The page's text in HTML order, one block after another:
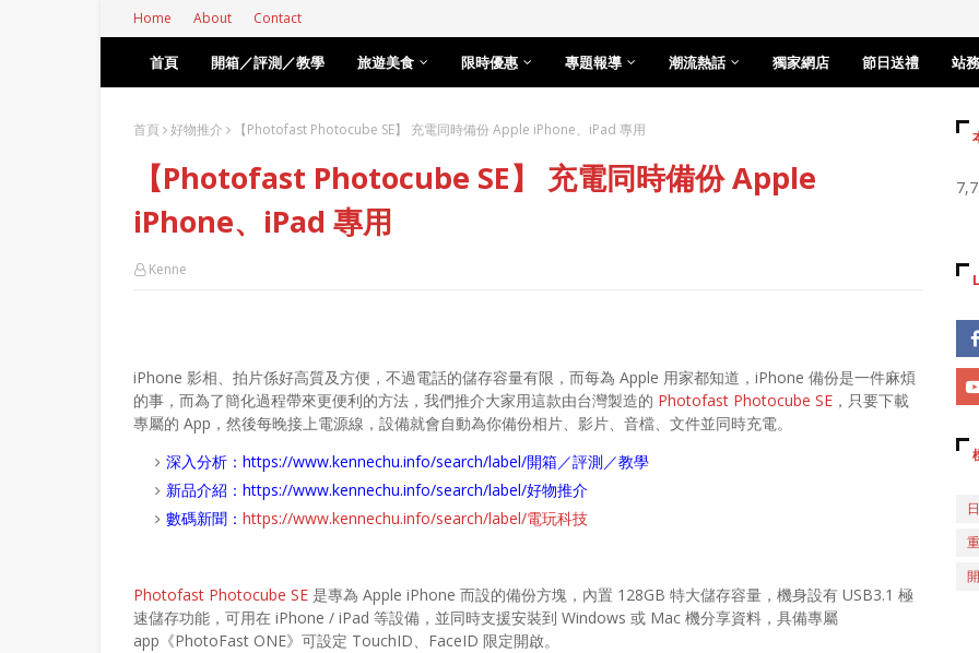
Home About Contact
首頁 開箱／評測／教學 旅遊美食 限時優惠 專題報導 潮流熱話 獨家網店 節日送禮 站
首頁 好物推介 【Photofast Photocube SE】 充電同時備份 Apple iPhone、iPad 專用
【Photofast Photocube SE】 充電同時備份 Apple
iPhone、iPad 專用
Kenne
iPhone 影相、拍片係好高質及方便，不過電話的儲存容量有限，而每為 Apple 用家都知道，iPhone 備份是一件麻煩
的事，而為了簡化過程帶來更便利的方法，我們推介大家用這款由台灣製造的 Photofast Photocube SE ，只要下載
專屬的 App，然後每晚接上電源線，設備就會自動為你備份相片、影片、音檔、文件並同時充電。
深入分析： https://www.kennechu.info/search/label/開箱／評測／教學
新品介紹： https://www.kennechu.info/search/label/好物推介
數碼新聞： https://www.kennechu.info/search/label/電玩科技
Photofast Photocube SE 是專為 Apple iPhone 而設的備份方塊，內置 128GB 特大儲存容量，機身設有 USB3.1 極
速儲存功能，可用在 iPhone / iPad 等設備，並同時支援安裝到 Windows 或 Mac 機分享資料，具備專屬
app《PhotoFast ONE》可設定 TouchID、FaceID 限定開啟。